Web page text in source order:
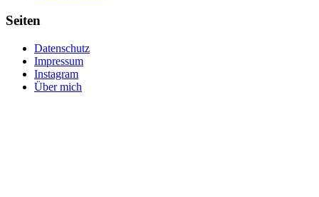
Seiten
Datenschutz
Impressum
Instagram
Über mich